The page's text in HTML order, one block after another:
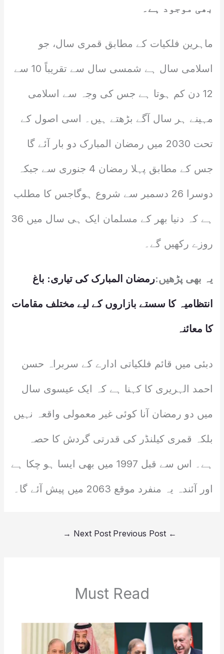
بھی موجود ہے۔
ماہرین فلکیات کے مطابق قمری سال، جو
اسلامی سال ہے شمسی سال سے تقریباً 10 سے
12 دن کم ہوتا ہے جس کی وجہ سے اسلامی
مہینے ہر سال آگے بڑھتے ہیں۔ اسی اصول کے
تحت 2030 میں رمضان المبارک دو بار آئے گا
جس کے مطابق پہلا رمضان 4 جنوری سے جبکہ
دوسرا 26 دسمبر سے شروع ہوگاجس کا مطلب
ہے کہ دنیا بھر کے مسلمان ایک ہی سال میں 36
روزے رکھیں گے۔
یہ بھی پڑھیں:رمضان المبارک کی تیاری: باغ
انتظامیہ کا سستے بازاروں کے لیے مختلف مقامات
کا معائنہ
دبئی میں قائم فلکیاتی ادارے کے سربراہ حسن
احمد الہریری کا کہنا ہے کہ ایک عیسوی سال
میں دو رمضان آنا کوئی غیر معمولی واقعہ نہیں
بلکہ قمری کیلنڈر کی قدرتی گردش کا حصہ
ہے۔ اس سے قبل 1997 میں بھی ایسا ہو چکا ہے
اور آئندہ یہ منفرد موقع 2063 میں پیش آئے گا۔
←
Next Post
→
Must Read